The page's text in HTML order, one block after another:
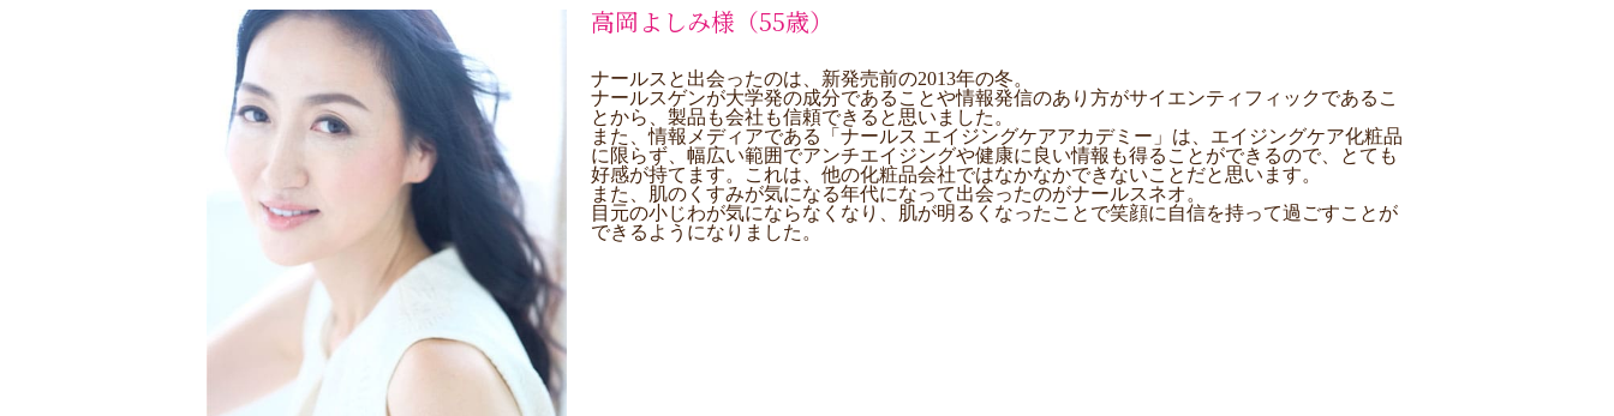
高岡よしみ様（55歳）
ナールスと出会ったのは、新発売前の2013年の冬。
ナールスゲンが大学発の成分であることや情報発信のあり方がサイエンティフィックであるこ
とから、製品も会社も信頼できると思いました。
また、情報メディアである「ナールス エイジングケアアカデミー」は、エイジングケア化粧品
に限らず、幅広い範囲でアンチエイジングや健康に良い情報も得ることができるので、とても
好感が持てます。これは、他の化粧品会社ではなかなかできないことだと思います。
また、肌のくすみが気になる年代になって出会ったのがナールスネオ。
目元の小じわが気にならなくなり、肌が明るくなったことで笑顔に自信を持って過ごすことが
できるようになりました。